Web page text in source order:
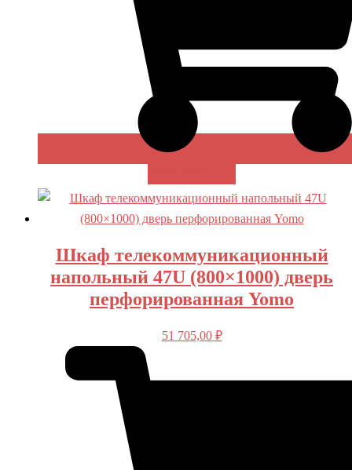
Шкаф телекоммуникационный
напольный 47U (800×1000) дверь
перфорированная Yomo
51 705,00 ₽